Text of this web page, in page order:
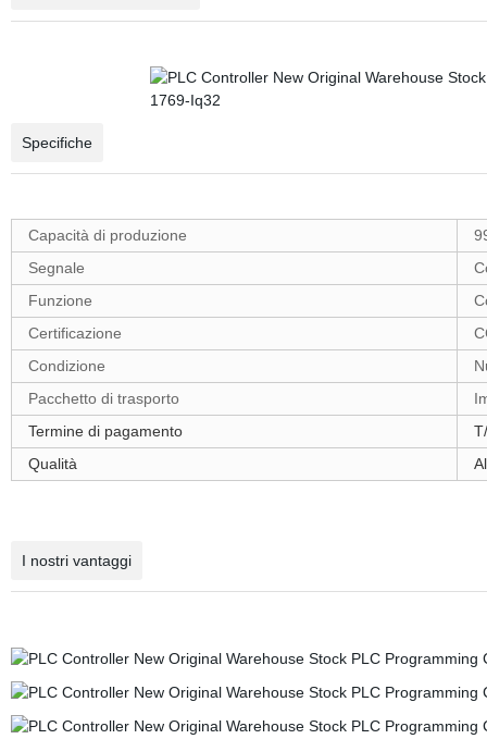
Specifiche
Capacità di produzione
Segnale
Funzione
Certificazione
Condizione
Pacchetto di trasporto
Termine di pagamento
Qualità
I nostri vantaggi